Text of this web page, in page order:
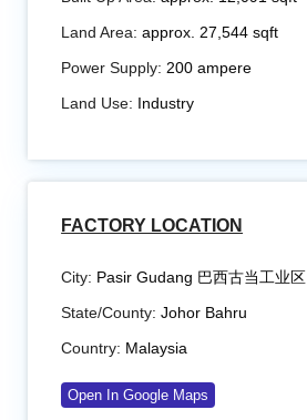
Land Area: approx. 27,544 sqft
Power Supply: 200 ampere
Land Use: Industry
FACTORY LOCATION
City: Pasir Gudang 巴西古当工业区
State/County: Johor Bahru
Country: Malaysia
Open In Google Maps